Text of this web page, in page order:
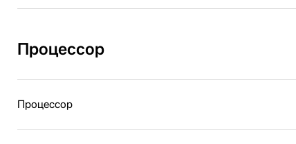
Процессор
Процессор